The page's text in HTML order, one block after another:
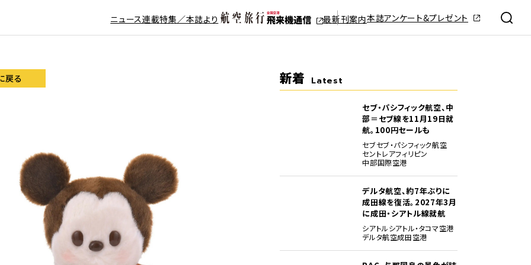
ニュース連載特集／本誌より 最新刊案内本誌アンケート&プレゼント
戻る 新着 Latest
セブ・パシフィック航空、中
部＝セブ線を11月19日就
航。100円セールも
セブセブ・パシフィック航空
セントレアフィリピン
中部国際空港
デルタ航空、約7年ぶりに
成田線を復活。2027年3月
に成田・シアトル線就航
シアトルシアトル・タコマ空港
デルタ航空成田空港